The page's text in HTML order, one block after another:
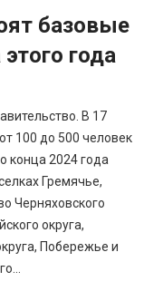
базовые
года
В 17
100 до 500 человек
конца 2024 года
Гремячье,
Черняховского
округа,
Побережье и